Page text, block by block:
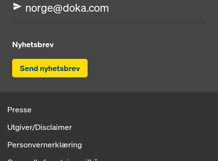
norge@doka.com
Nyhetsbrev
Send nyhetsbrev
Presse
Utgiver/Disclaimer
Personvernerklæring